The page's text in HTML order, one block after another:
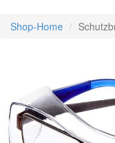
Shop-Home